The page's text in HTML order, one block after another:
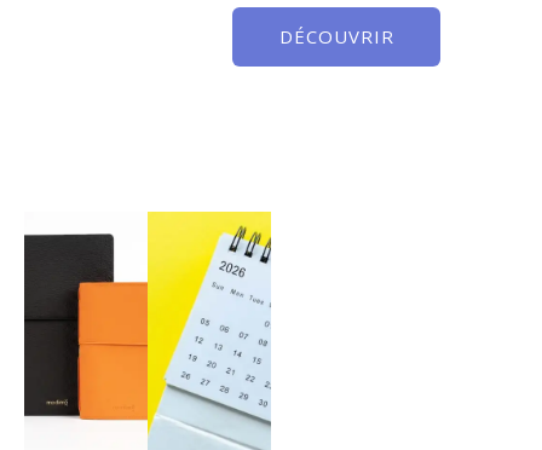
DÉCOUVRIR